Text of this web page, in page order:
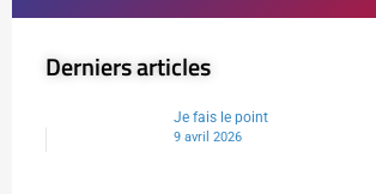
Derniers articles
Je fais le point
9 avril 2026